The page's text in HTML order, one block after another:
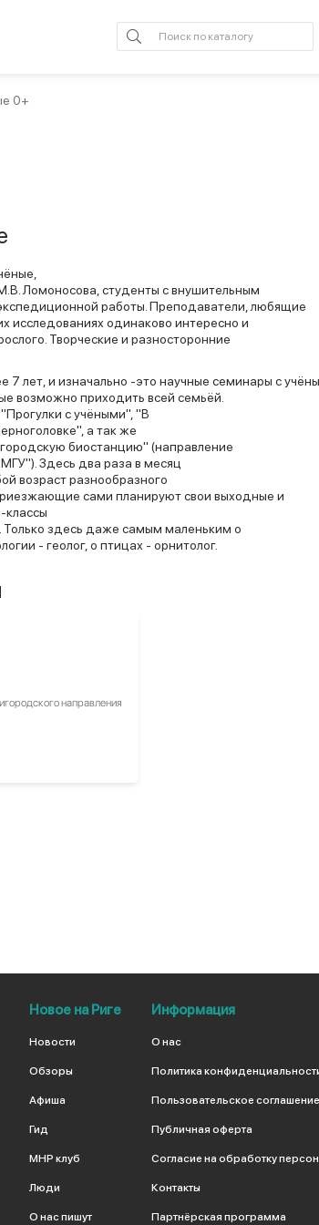
0+
Ломоносова, студенты с внушительным
работы. Преподаватели, любящие
исследованиях одинаково интересно и
Творческие и разносторонние
7 лет, и изначально -это научные семинары с
возможно приходить всей семьёй.
с учёными", "В
а так же
биостанцию" (направление
Здесь два раза в месяц
возраст разнообразного
сами планируют свои выходные и
классы
здесь даже самым маленьким о
- геолог, о птицах - орнитолог.
направления
Новое на Риге
Новости
Обзоры
Афиша
Гид
МНР клуб
Люди
О нас пишут
Информация
О нас
Политика
Пользовательское соглашение
Публичная оферта
Согласие на обработку
Контакты
Партнёрская программа